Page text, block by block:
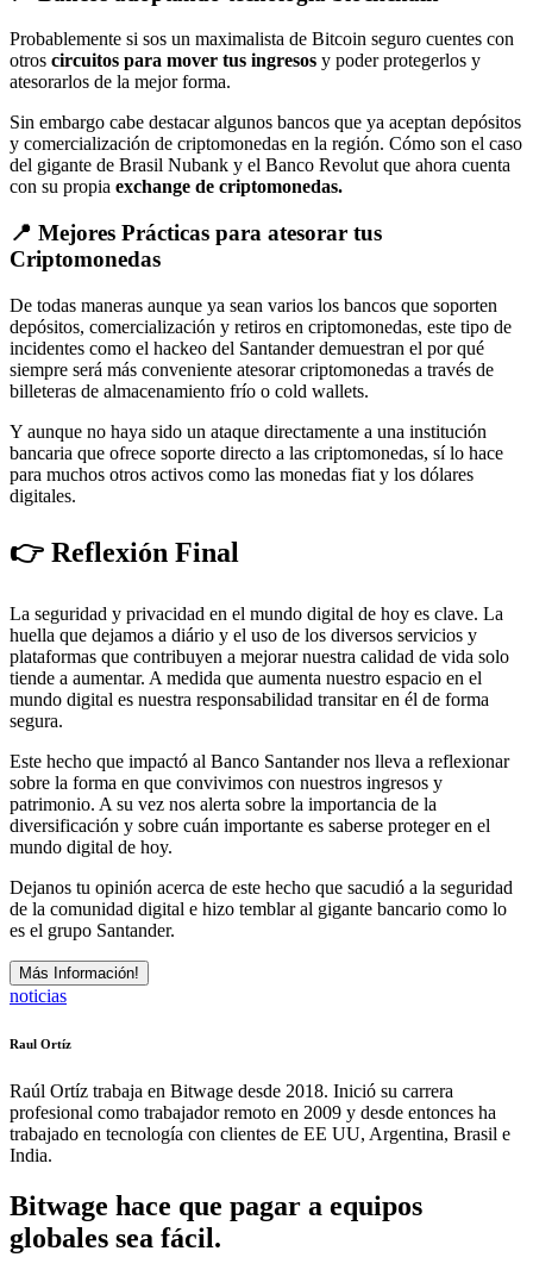
Probablemente si sos un maximalista de Bitcoin seguro cuentes con
otros circuitos para mover tus ingresos y poder protegerlos y
atesorarlos de la mejor forma.
Sin embargo cabe destacar algunos bancos que ya aceptan depósitos
y comercialización de criptomonedas en la región. Cómo son el caso
del gigante de Brasil Nubank y el Banco Revolut que ahora cuenta
con su propia exchange de criptomonedas.
📍 Mejores Prácticas para atesorar tus
Criptomonedas
De todas maneras aunque ya sean varios los bancos que soporten
depósitos, comercialización y retiros en criptomonedas, este tipo de
incidentes como el hackeo del Santander demuestran el por qué
siempre será más conveniente atesorar criptomonedas a través de
billeteras de almacenamiento frío o cold wallets.
Y aunque no haya sido un ataque directamente a una institución
bancaria que ofrece soporte directo a las criptomonedas, sí lo hace
para muchos otros activos como las monedas fiat y los dólares
digitales.
👉 Reflexión Final
La seguridad y privacidad en el mundo digital de hoy es clave. La
huella que dejamos a diário y el uso de los diversos servicios y
plataformas que contribuyen a mejorar nuestra calidad de vida solo
tiende a aumentar. A medida que aumenta nuestro espacio en el
mundo digital es nuestra responsabilidad transitar en él de forma
segura.
Este hecho que impactó al Banco Santander nos lleva a reflexionar
sobre la forma en que convivimos con nuestros ingresos y
patrimonio. A su vez nos alerta sobre la importancia de la
diversificación y sobre cuán importante es saberse proteger en el
mundo digital de hoy.
Dejanos tu opinión acerca de este hecho que sacudió a la seguridad
de la comunidad digital e hizo temblar al gigante bancario como lo
es el grupo Santander.
Más Información!
noticias
Raul Ortíz
Raúl Ortíz trabaja en Bitwage desde 2018. Inició su carrera
profesional como trabajador remoto en 2009 y desde entonces ha
trabajado en tecnología con clientes de EE UU, Argentina, Brasil e
India.
Bitwage hace que pagar a equipos
globales sea fácil.